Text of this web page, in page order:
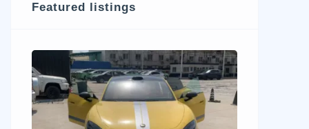
Featured listings